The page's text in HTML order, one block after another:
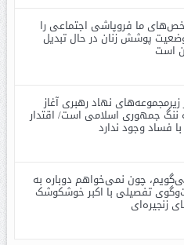
ما فروپاشی اجتماعی را
پوشش زنان در حال تبدیل
است
زیرمجموعه‌های نهاد رهبری آغاز
جمهوری اسلامی است/ اقتدار
با فساد وجود ندارد
چون نمی‌خواهم دوباره به
تفصیلی با اکبر خوشکوشک
زنجیره‌ای